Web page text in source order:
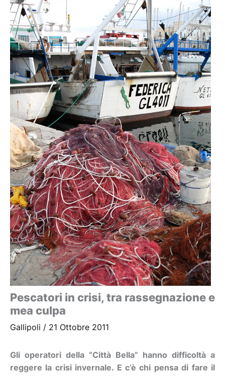
Pescatori in crisi, tra rassegnazione e
mea culpa
Gallipoli / 21 Ottobre 2011
Gli operatori della “Città Bella” hanno difficoltà a
reggere la crisi invernale. E c’è chi pensa di fare il